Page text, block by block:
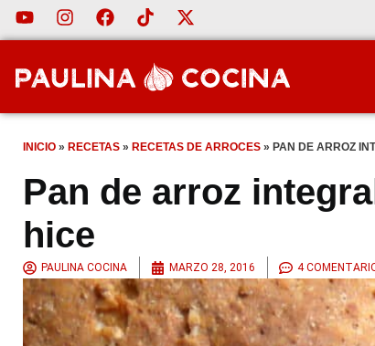
INICIO » RECETAS » RECETAS DE ARROCES » PAN DE ARROZ
Pan de arroz
hice
PAULINA COCINA MARZO 28, 2016 4